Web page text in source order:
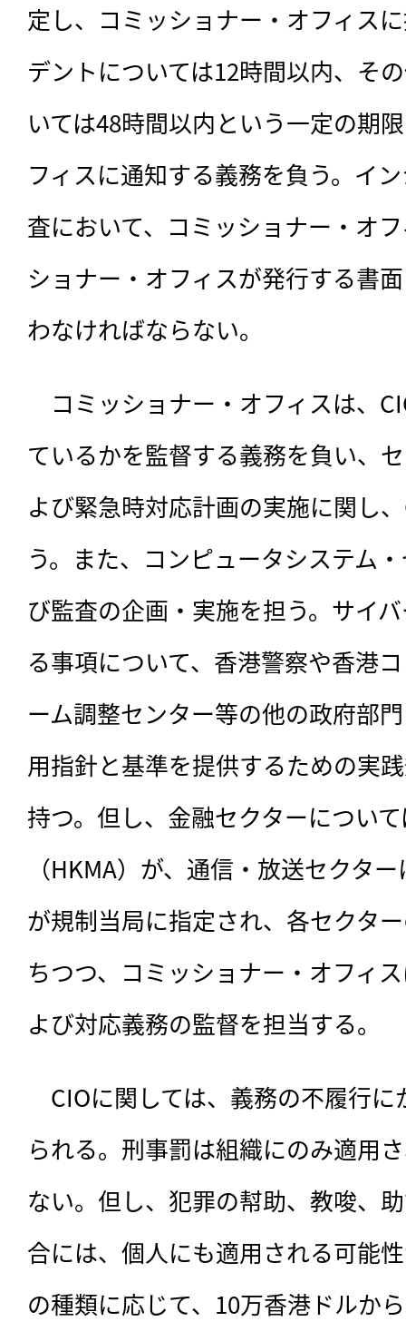
定し、コミッショナー・オフィス
デントについては12時間以内、そ
いては48時間以内という一定の期
フィスに通知する義務を負う。イ
査において、コミッショナー・オ
ショナー・オフィスが発行する書
わなければならない。
コミッショナー・オフィスは、
ているかを監督する義務を負い、
よび緊急時対応計画の実施に関し
う。また、コンピュータシステム
び監査の企画・実施を担う。サイ
る事項について、香港警察や香港
ーム調整センター等の他の政府部
用指針と基準を提供するための実
持つ。但し、金融セクターについ
（HKMA）が、通信・放送セクタ
が規制当局に指定され、各セクタ
ちつつ、コミッショナー・オフィ
よび対応義務の監督を担当する。
CIOに関しては、義務の不履行に
られる。刑事罰は組織にのみ適用
ない。但し、犯罪の幇助、教唆、
合には、個人にも適用される可能
の種類に応じて、10万香港ドルか